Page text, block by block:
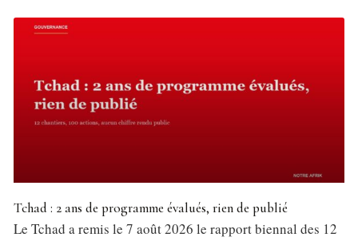
Tchad : 2 ans de programme évalués, rien de publié
Le Tchad a remis le 7 août 2026 le rapport biennal des 12